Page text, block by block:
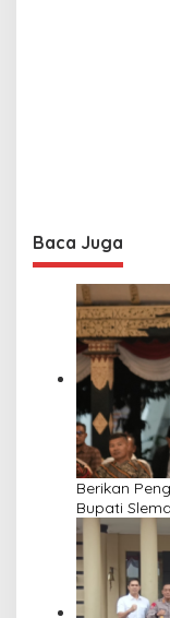
Baca Juga
Berikan
Bupati
Pelayanan